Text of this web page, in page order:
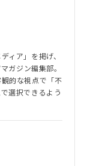
ィア」を掲げ、
ガジン編集部。
的な視点で「不
選択できるよう